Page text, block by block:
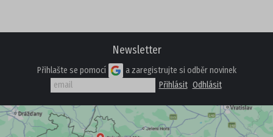
Newsletter
Přihlašte se pomocí a zaregistrujte si odběr novinek